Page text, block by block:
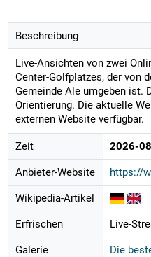
Beschreibung
Live-Ansichten von zwei
Center-Golfplatzes, der von
Gemeinde Ale umgeben ist.
Orientierung. Die aktuelle
externen Website verfügbar.
Zeit 2026-
Anbieter-Website https://
Wikipedia-Artikel
Erfrischen Live-
Galerie Die